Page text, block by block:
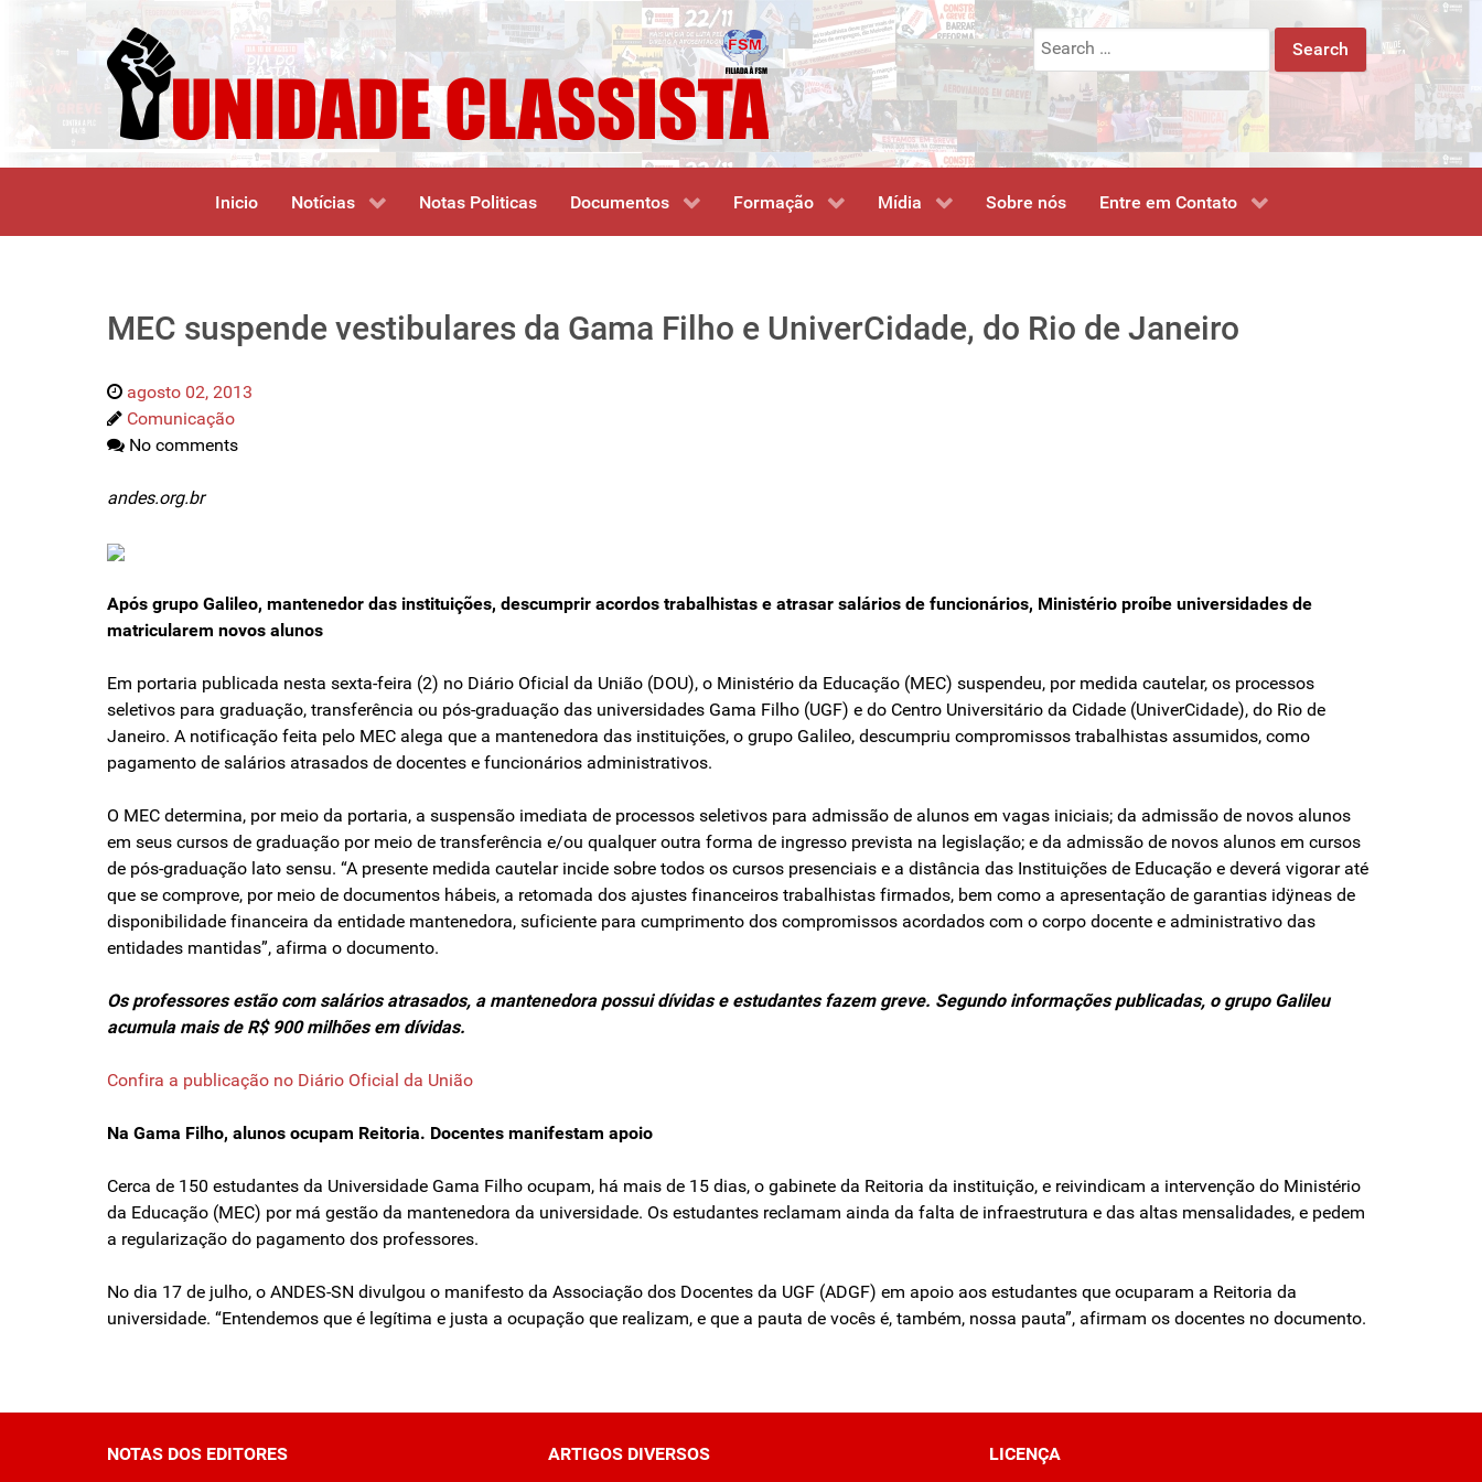
Search
for:
Inicio Notícias Notas Politicas Documentos Formação Mídia Sobre nós Entre em Contato
MEC suspende vestibulares da Gama Filho e UniverCidade, do Rio de Janeiro
agosto 02, 2013
Comunicação
No comments
andes.org.br
Após grupo Galileo, mantenedor das instituições, descumprir acordos trabalhistas e atrasar salários de funcionários, Ministério proíbe universidades de
matricularem novos alunos
Em portaria publicada nesta sexta-feira (2) no Diário Oficial da União (DOU), o Ministério da Educação (MEC) suspendeu, por medida cautelar, os processos
seletivos para graduação, transferência ou pós-graduação das universidades Gama Filho (UGF) e do Centro Universitário da Cidade (UniverCidade), do Rio de
Janeiro. A notificação feita pelo MEC alega que a mantenedora das instituições, o grupo Galileo, descumpriu compromissos trabalhistas assumidos, como
pagamento de salários atrasados de docentes e funcionários administrativos.
O MEC determina, por meio da portaria, a suspensão imediata de processos seletivos para admissão de alunos em vagas iniciais; da admissão de novos alunos
em seus cursos de graduação por meio de transferência e/ou qualquer outra forma de ingresso prevista na legislação; e da admissão de novos alunos em cursos
de pós-graduação lato sensu. “A presente medida cautelar incide sobre todos os cursos presenciais e a distância das Instituições de Educação e deverá vigorar até
que se comprove, por meio de documentos hábeis, a retomada dos ajustes financeiros trabalhistas firmados, bem como a apresentação de garantias idÿneas de
disponibilidade financeira da entidade mantenedora, suficiente para cumprimento dos compromissos acordados com o corpo docente e administrativo das
entidades mantidas”, afirma o documento.
Os professores estão com salários atrasados, a mantenedora possui dívidas e estudantes fazem greve. Segundo informações publicadas, o grupo Galileu
acumula mais de R$ 900 milhões em dívidas.
Confira a publicação no Diário Oficial da União
Na Gama Filho, alunos ocupam Reitoria. Docentes manifestam apoio
Cerca de 150 estudantes da Universidade Gama Filho ocupam, há mais de 15 dias, o gabinete da Reitoria da instituição, e reivindicam a intervenção do Ministério
da Educação (MEC) por má gestão da mantenedora da universidade. Os estudantes reclamam ainda da falta de infraestrutura e das altas mensalidades, e pedem
a regularização do pagamento dos professores.
No dia 17 de julho, o ANDES-SN divulgou o manifesto da Associação dos Docentes da UGF (ADGF) em apoio aos estudantes que ocuparam a Reitoria da
universidade. “Entendemos que é legítima e justa a ocupação que realizam, e que a pauta de vocês é, também, nossa pauta”, afirmam os docentes no documento.
NOTAS DOS EDITORES ARTIGOS DIVERSOS LICENÇA